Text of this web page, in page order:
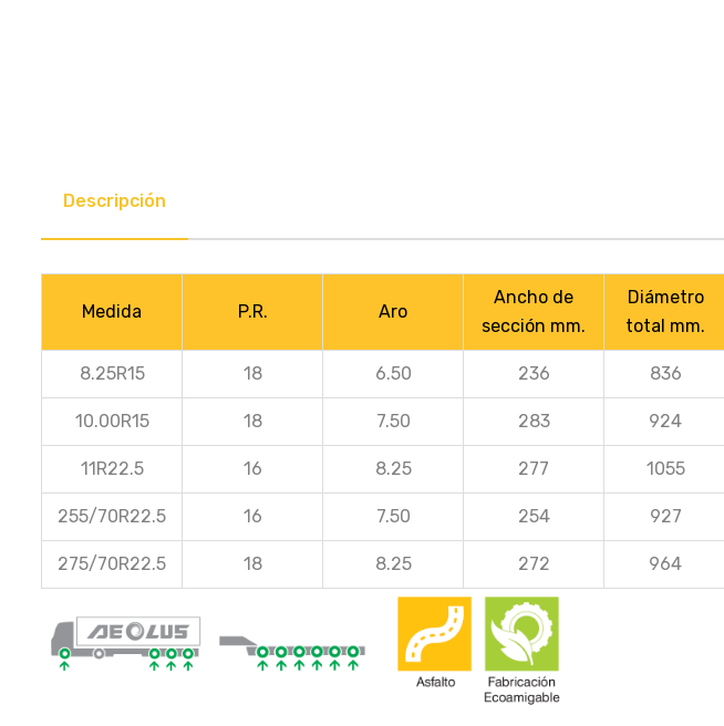
Descripción
Medida P.R. Aro
Ancho de
sección mm.
Diámetro
total mm.
8.25R15 18 6.50 236 836
10.00R15 18 7.50 283 924
11R22.5 16 8.25 277 1055
255/70R22.5 16 7.50 254 927
275/70R22.5 18 8.25 272 964